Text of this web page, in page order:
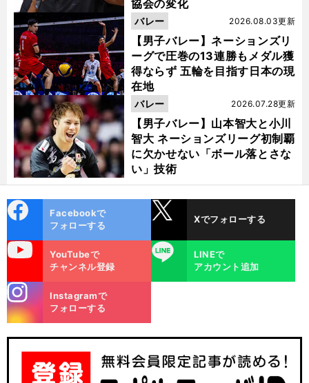
協会の変化
【男子バレー】ネーションズリ
ーグで圧巻の13連勝もメダル獲
得ならず 五輪を目指す日本の現
在地
2026.08.03更新
バレー
【男子バレー】山本智大と小川
智大 ネーションズリーグ初制覇
に欠かせない「ボール落とさな
い」技術
2026.07.28更新
バレー
ok
Facebookで
フォローする
Xでフォローする
YouTubeで
チャンネル登録
LINE
LINEで
アカウント追加
m
Instagramで
フォローする